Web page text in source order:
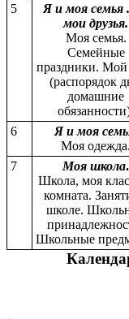
5
Я и моя семья
мои друзья.
Моя семья.
Семейные
праздники. Мой
(распорядок
домашние
6
Я и моя
Моя одежда.
7
Моя школа.
Школа, моя
комната.
школе.
Школьные